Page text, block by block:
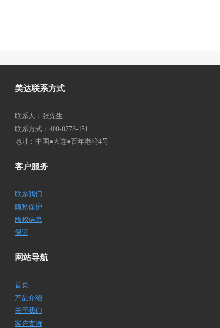
美达联系方式
联系人：张先生
联系方式：400-0773-151
地址：中国●大连●百年港湾4号
客户服务
联系我们
隐私保护
版权信息
保证
网站导航
首页
产品介绍
关于我们
客户支持